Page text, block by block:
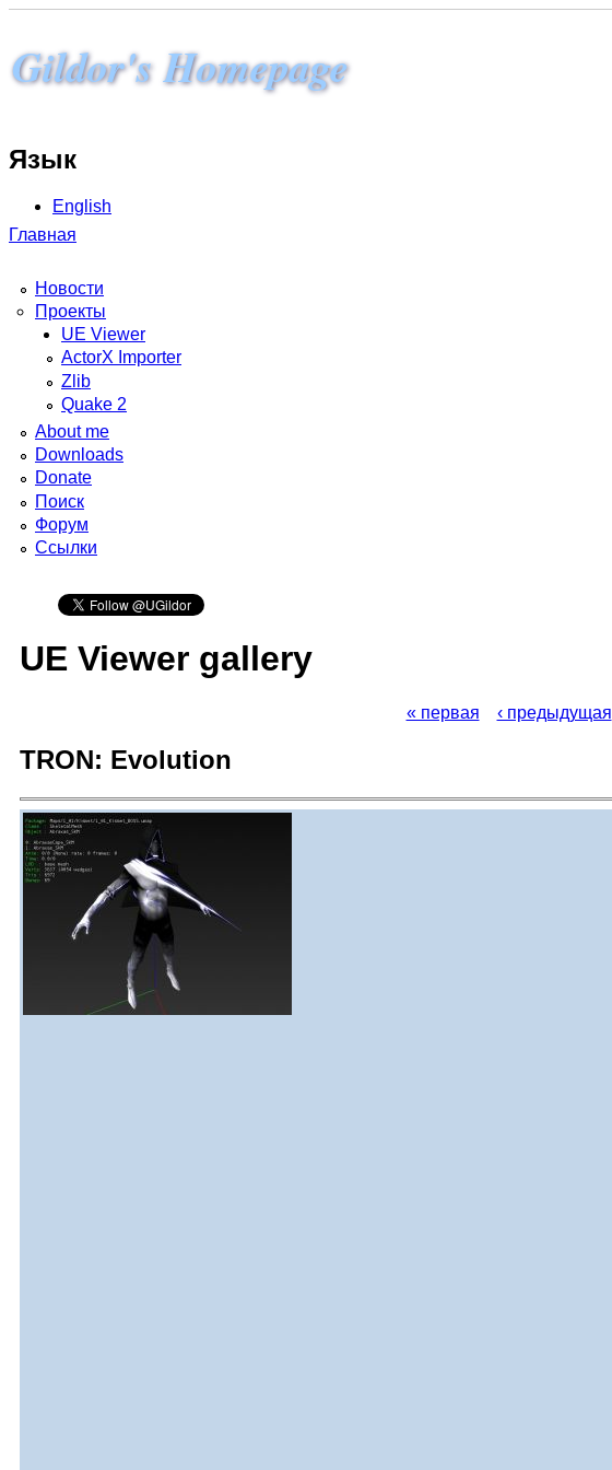
Gildor's Homepage
Язык
English
Главная
Новости
Проекты
UE Viewer
ActorX Importer
Zlib
Quake 2
About me
Downloads
Donate
Поиск
Форум
Ссылки
UE Viewer gallery
« первая ‹ предыдущая
TRON: Evolution